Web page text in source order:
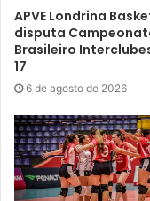
agentes prestaram
transporte
Sul, permitindo que
especializado no
A rápida intervenção
garantir o
evidenciou o papel
APVE Londrina
disputa
Brasileiro
17
6 de agosto de 2026